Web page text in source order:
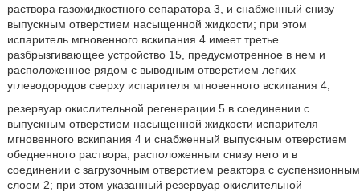
раствора газожидкостного сепаратора 3, и снабженный снизу
выпускным отверстием насыщенной жидкости; при этом
испаритель мгновенного вскипания 4 имеет третье
разбрызгивающее устройство 15, предусмотренное в нем и
расположенное рядом с выводным отверстием легких
углеводородов сверху испарителя мгновенного вскипания 4;
резервуар окислительной регенерации 5 в соединении с
выпускным отверстием насыщенной жидкости испарителя
мгновенного вскипания 4 и снабженный выпускным отверстием
обедненного раствора, расположенным снизу него и в
соединении с загрузочным отверстием реактора с суспензионным
слоем 2; при этом указанный резервуар окислительной